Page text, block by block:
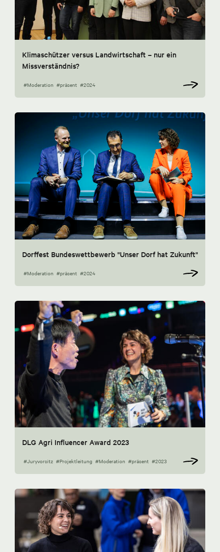
Klimaschützer versus Landwirtschaft – nur ein
Missverständnis?
#Moderation #präsent #2024
Dorffest Bundeswettbewerb "Unser Dorf hat Zukunft"
#Moderation #präsent #2024
DLG Agri Influencer Award 2023
#Juryvorsitz #Projektleitung #Moderation #präsent #2023